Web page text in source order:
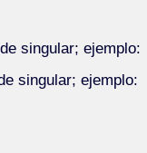
singular; ejemplo:
singular; ejemplo: